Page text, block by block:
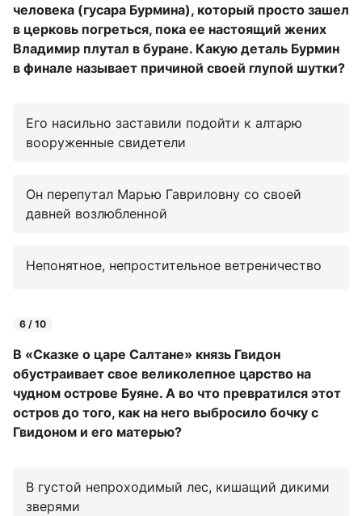
человека (гусара Бурмина), который просто зашел
в церковь погреться, пока ее настоящий жених
Владимир плутал в буране. Какую деталь Бурмин
в финале называет причиной своей глупой шутки?
Его насильно заставили подойти к алтарю
вооруженные свидетели
Он перепутал Марью Гавриловну со своей
давней возлюбленной
Непонятное, непростительное ветреничество
6 / 10
В «Сказке о царе Салтане» князь Гвидон
обустраивает свое великолепное царство на
чудном острове Буяне. А во что превратился этот
остров до того, как на него выбросило бочку с
Гвидоном и его матерью?
В густой непроходимый лес, кишащий дикими
зверями